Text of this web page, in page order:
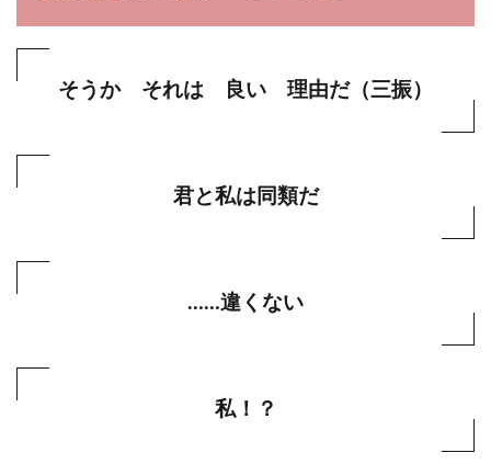
そうか それは 良い 理由だ（三振）
君と私は同類だ
……違くない
私！？